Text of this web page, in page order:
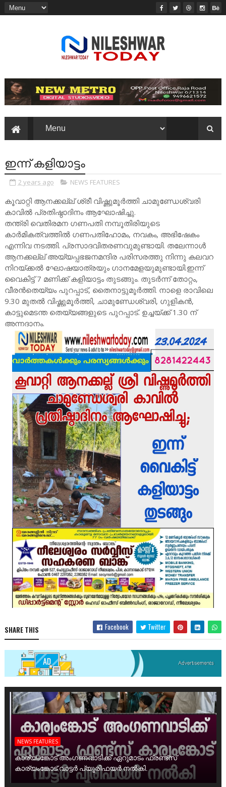
ഇന്ന് കളിയാട്ടം
2 years ago NEWS FEATURES
കൂവാറ്റി ആനക്കല്ല് ശ്രീ വിഷ്ണുമൂർത്തി ചാമുണ്ഡേശ്വരി
കാവിൽ പ്രതിഷ്ഠാദിനം ആഘോഷിച്ചു.
തന്ത്രി വെതിരമന ഗണപതി നമ്പൂതിരിയുടെ
കാർമികത്വത്തിൽ ഗണപതിഹോമം, നവകം, അഭിഷേകം
എന്നിവ നടത്തി. പ്രസാദവിതരണവുമുണ്ടായി. തലേന്നാൾ
ആനക്കല്ല് അയ്യപ്പഭജനമന്ദിര പരിസരത്തു നിന്നു കലവറ
നിറയ്ക്കൽ ഘോഷയാത്രയും ഗാനമേളയുമുണ്ടായി.ഇന്ന്
വൈകിട്ട് 7 മണിക്ക് കളിയാട്ടം തുടങ്ങും. തുടർന്ന് തോറ്റം,
വീരൻതെയ്യം പുറപ്പാട്, തൈനാട്ടുമൂർത്തി. നാളെ രാവിലെ
9.30 മുതൽ വിഷ്ണുമൂർത്തി, ചാമുണ്ഡേശ്വരി, ഗുളികൻ,
കാട്ടുമെടന്ത തെയ്യങ്ങളുടെ പുറപ്പാട്. ഉച്ചയ്ക്ക് 1.30 ന്
അന്നദാനം.
SHARE THIS Facebook Twitter
NEWS FEATURES
കാര്യംങ്കോട് അംഗണവാടിക്ക് ഏറുമാടം ഫ്രണ്ട്സ്
കാര്യംങ്കോട് വാട്ടർ പ്യൂരിഫയർ നൽകി.